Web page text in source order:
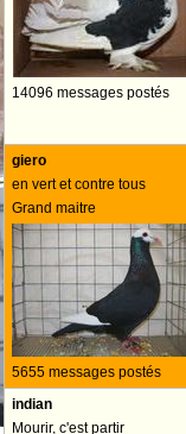
14096 messages postés
giero
en vert et contre tous
Grand maitre
5655 messages postés
indian
Mourir, c'est partir